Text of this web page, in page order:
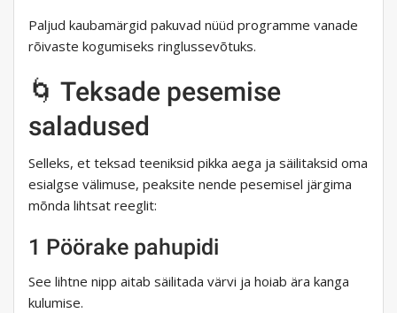
Paljud kaubamärgid pakuvad nüüd programme vanade
rõivaste kogumiseks ringlussevõtuks.
🌀 Teksade pesemise
saladused
Selleks, et teksad teeniksid pikka aega ja säilitaksid oma
esialgse välimuse, peaksite nende pesemisel järgima
mõnda lihtsat reeglit:
1 Pöörake pahupidi
See lihtne nipp aitab säilitada värvi ja hoiab ära kanga
kulumise.